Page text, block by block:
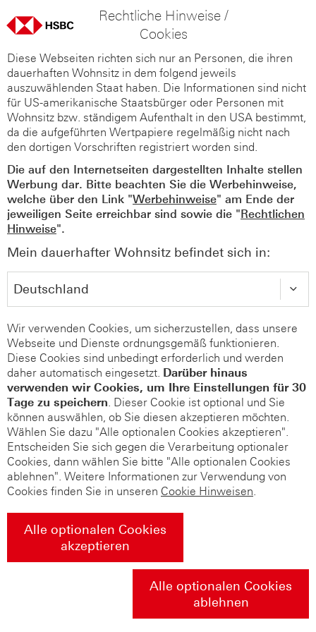
Rechtliche Hinweise /
Cookies
Diese Webseiten richten sich nur an Personen, die ihren
dauerhaften Wohnsitz in dem folgend jeweils
auszuwählenden Staat haben. Die Informationen sind nicht
für US-amerikanische Staatsbürger oder Personen mit
Wohnsitz bzw. ständigem Aufenthalt in den USA bestimmt,
da die aufgeführten Wertpapiere regelmäßig nicht nach
den dortigen Vorschriften registriert worden sind.
Die auf den Internetseiten dargestellten Inhalte stellen
Werbung dar. Bitte beachten Sie die Werbehinweise,
welche über den Link "Werbehinweise" am Ende der
jeweiligen Seite erreichbar sind sowie die "Rechtlichen
Hinweise".
Mein dauerhafter Wohnsitz befindet sich in:
Wir verwenden Cookies, um sicherzustellen, dass unsere
Webseite und Dienste ordnungsgemäß funktionieren.
Diese Cookies sind unbedingt erforderlich und werden
daher automatisch eingesetzt. Darüber hinaus
verwenden wir Cookies, um Ihre Einstellungen für 30
Tage zu speichern. Dieser Cookie ist optional und Sie
können auswählen, ob Sie diesen akzeptieren möchten.
Wählen Sie dazu "Alle optionalen Cookies akzeptieren".
Entscheiden Sie sich gegen die Verarbeitung optionaler
Cookies, dann wählen Sie bitte "Alle optionalen Cookies
ablehnen". Weitere Informationen zur Verwendung von
Cookies finden Sie in unseren Cookie Hinweisen.
Alle optionalen Cookies
akzeptieren
Alle optionalen Cookies
ablehnen